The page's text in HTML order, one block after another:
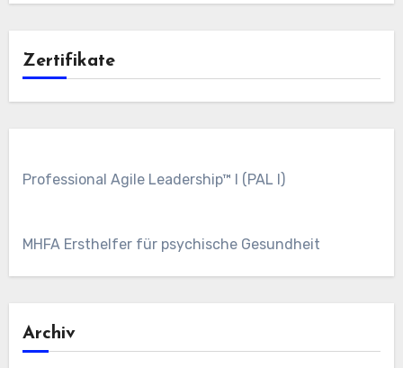
Zertifikate
Professional Agile Leadership™ I (PAL I)
MHFA Ersthelfer für psychische Gesundheit
Archiv